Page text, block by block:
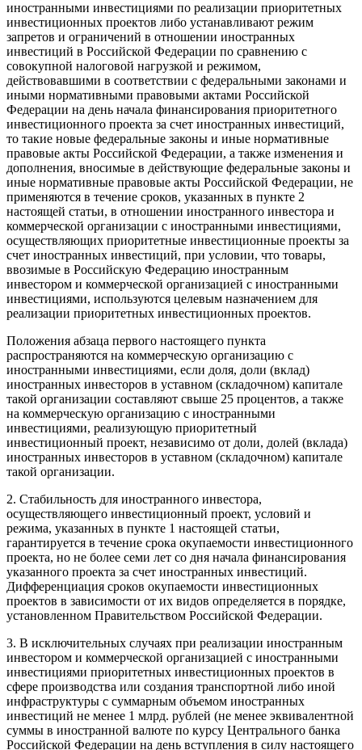
иностранными инвестициями по реализации приоритетных
инвестиционных проектов либо устанавливают режим
запретов и ограничений в отношении иностранных
инвестиций в Российской Федерации по сравнению с
совокупной налоговой нагрузкой и режимом,
действовавшими в соответствии с федеральными законами и
иными нормативными правовыми актами Российской
Федерации на день начала финансирования приоритетного
инвестиционного проекта за счет иностранных инвестиций,
то такие новые федеральные законы и иные нормативные
правовые акты Российской Федерации, а также изменения и
дополнения, вносимые в действующие федеральные законы и
иные нормативные правовые акты Российской Федерации, не
применяются в течение сроков, указанных в пункте 2
настоящей статьи, в отношении иностранного инвестора и
коммерческой организации с иностранными инвестициями,
осуществляющих приоритетные инвестиционные проекты за
счет иностранных инвестиций, при условии, что товары,
ввозимые в Российскую Федерацию иностранным
инвестором и коммерческой организацией с иностранными
инвестициями, используются целевым назначением для
реализации приоритетных инвестиционных проектов.
Положения абзаца первого настоящего пункта
распространяются на коммерческую организацию с
иностранными инвестициями, если доля, доли (вклад)
иностранных инвесторов в уставном (складочном) капитале
такой организации составляют свыше 25 процентов, а также
на коммерческую организацию с иностранными
инвестициями, реализующую приоритетный
инвестиционный проект, независимо от доли, долей (вклада)
иностранных инвесторов в уставном (складочном) капитале
такой организации.
2. Стабильность для иностранного инвестора,
осуществляющего инвестиционный проект, условий и
режима, указанных в пункте 1 настоящей статьи,
гарантируется в течение срока окупаемости инвестиционного
проекта, но не более семи лет со дня начала финансирования
указанного проекта за счет иностранных инвестиций.
Дифференциация сроков окупаемости инвестиционных
проектов в зависимости от их видов определяется в порядке,
установленном Правительством Российской Федерации.
3. В исключительных случаях при реализации иностранным
инвестором и коммерческой организацией с иностранными
инвестициями приоритетных инвестиционных проектов в
сфере производства или создания транспортной либо иной
инфраструктуры с суммарным объемом иностранных
инвестиций не менее 1 млрд. рублей (не менее эквивалентной
суммы в иностранной валюте по курсу Центрального банка
Российской Федерации на день вступления в силу настоящего